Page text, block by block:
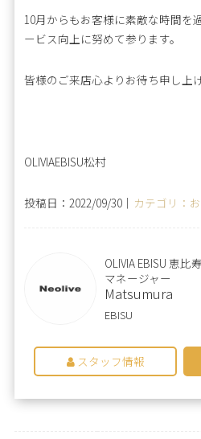
10月からもお客様に素敵な時間を
ービス向上に努めて参ります。
皆様のご来店心よりお待ち申し上げ
OLIVIAEBISU松村
投稿日：2022/09/30｜ カテゴリ：
OLIVIA EBISU 恵比
マネージャー
Matsumura
EBISU
スタッフ情報